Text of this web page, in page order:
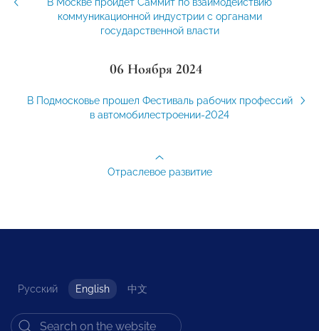
В Москве пройдет Саммит по взаимодействию
коммуникационной индустрии с органами
государственной власти
06 Ноября 2024
В Подмосковье прошел Фестиваль рабочих профессий
в автомобилестроении-2024
Отраслевое развитие
Русский English 中文